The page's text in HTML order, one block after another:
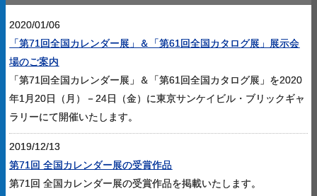
2020/01/06
「第71回全国カレンダー展」＆「第61回全国カタログ展」展示会
場のご案内
「第71回全国カレンダー展」＆「第61回全国カタログ展」を2020
年1月20日（月）－24日（金）に東京サンケイビル・ブリックギャ
ラリーにて開催いたします。
2019/12/13
第71回 全国カレンダー展の受賞作品
第71回 全国カレンダー展の受賞作品を掲載いたします。